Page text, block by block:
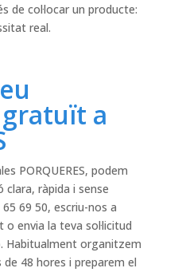
de col·locar un producte:
real.
a
PORQUERES, podem
ràpida i sense
69 50, escriu-nos a
o envia la teva sol·licitud
Habitualment organitzem
48 hores i preparem el